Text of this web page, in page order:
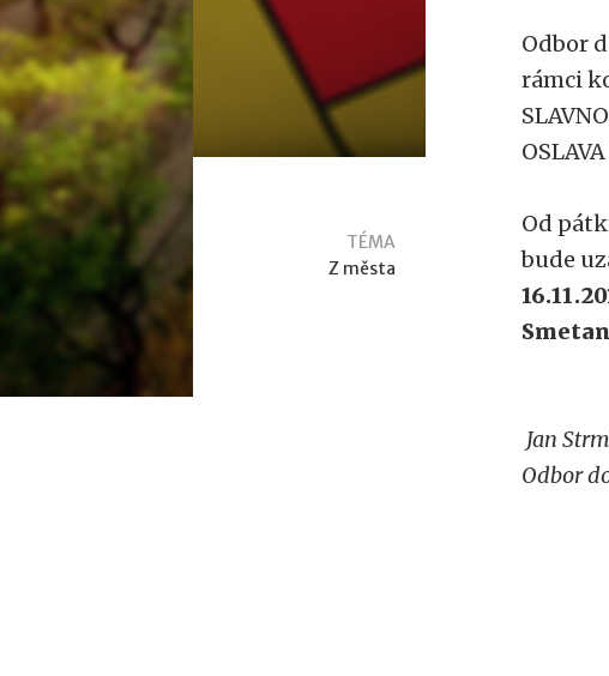
TÉMA
Z města
Odbor
rámci
Od
bude
Jan
Odbor